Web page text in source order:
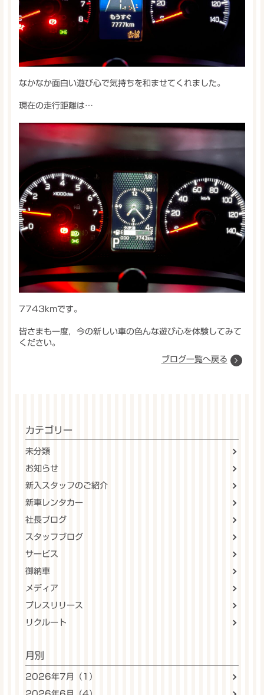
なかなか面白い遊び心で気持ちを和ませてくれました。
現在の走行距離は…
7743kmです。
皆さまも一度，今の新しい車の色んな遊び心を体験してみて
ください。
ブログ一覧へ戻る
カテゴリー
未分類
お知らせ
新入スタッフのご紹介
新車レンタカー
社長ブログ
スタッフブログ
サービス
御納車
メディア
プレスリリース
リクルート
月別
2026年7月（1）